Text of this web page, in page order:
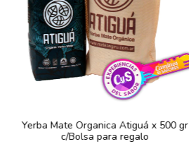
Yerba Mate Organica Atiguá x 500 gr
c/Bolsa para regalo